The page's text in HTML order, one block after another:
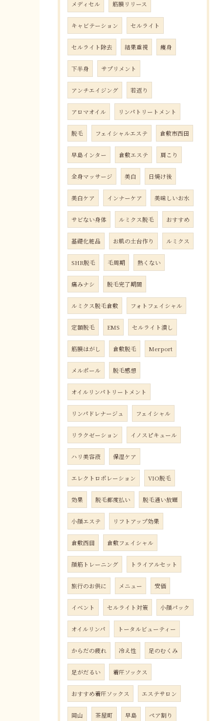
メディセル 筋膜リリース
キャビテーション セルライト
セルライト除去 結果重視 痩身
下半身 サプリメント
アンチエイジング 若返り
アロマオイル リンパトリートメント
脱毛 フェイシャルエステ 倉敷市西田
早島インター 倉敷エステ 肩こり
全身マッサージ 美白 日焼け後
美白ケア インナーケア 美味しいお水
サビない身体 ルミクス脱毛 おすすめ
基礎化粧品 お肌の土台作り ルミクス
SHR脱毛 毛周期 熱くない
痛みナシ 脱毛完了期間
ルミクス脱毛倉敷 フォトフェイシャル
定額脱毛 EMS セルライト潰し
筋膜はがし 倉敷脱毛 Merport
メルポール 脱毛感想
オイルリンパトリートメント
リンパドレナージュ フェイシャル
リラクゼーション イノスピキュール
ハリ美容液 保湿ケア
エレクトロポレーション VIO脱毛
効果 脱毛都度払い 脱毛通い放題
小顔エステ リフトアップ効果
倉敷西田 倉敷フェイシャル
顔筋トレーニング トライアルセット
旅行のお供に メニュー 安価
イベント セルライト対策 小顔パック
オイルリンパ トータルビューティー
からだの疲れ 冷え性 足のむくみ
足がだるい 着圧ソックス
おすすめ着圧ソックス エステサロン
岡山 茶屋町 早島 ペア割り